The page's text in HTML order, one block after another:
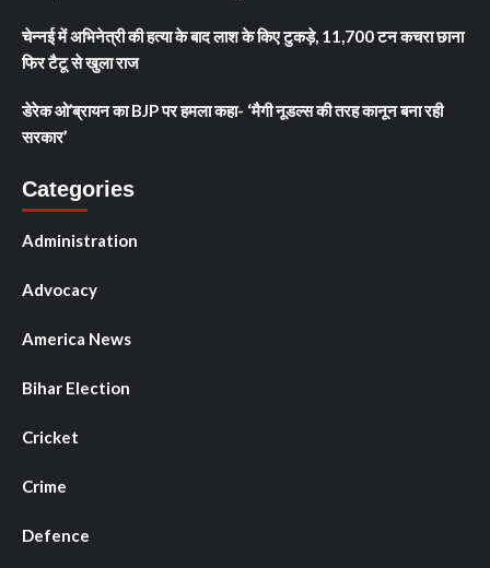
चेन्नई में अभिनेत्री की हत्या के बाद लाश के किए टुकड़े, 11,700 टन कचरा छाना
फिर टैटू से खुला राज
डेरेक ओ’ब्रायन का BJP पर हमला कहा- ‘मैगी नूडल्स की तरह कानून बना रही
सरकार’
Categories
Administration
Advocacy
America News
Bihar Election
Cricket
Crime
Defence